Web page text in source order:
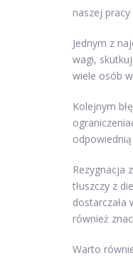
naszej
Jednym z
wagi,
wiele osób
Kolejnym
Rezygnacja z
tłuszczy z
dostarczała
również
Warto